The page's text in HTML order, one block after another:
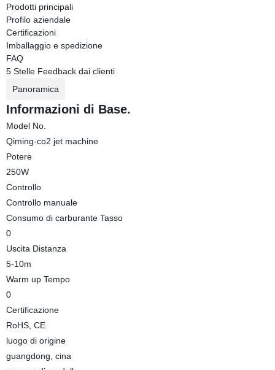
Prodotti principali
Profilo aziendale
Certificazioni
Imballaggio e spedizione
FAQ
5 Stelle Feedback dai clienti
Panoramica
Informazioni di Base.
Model No.
Qiming-co2 jet machine
Potere
250W
Controllo
Controllo manuale
Consumo di carburante Tasso
0
Uscita Distanza
5-10m
Warm up Tempo
0
Certificazione
RoHS, CE
luogo di origine
guangdong, cina